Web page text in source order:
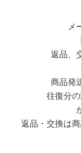
メ
返品、
商品発
往復分の
返品・交換は